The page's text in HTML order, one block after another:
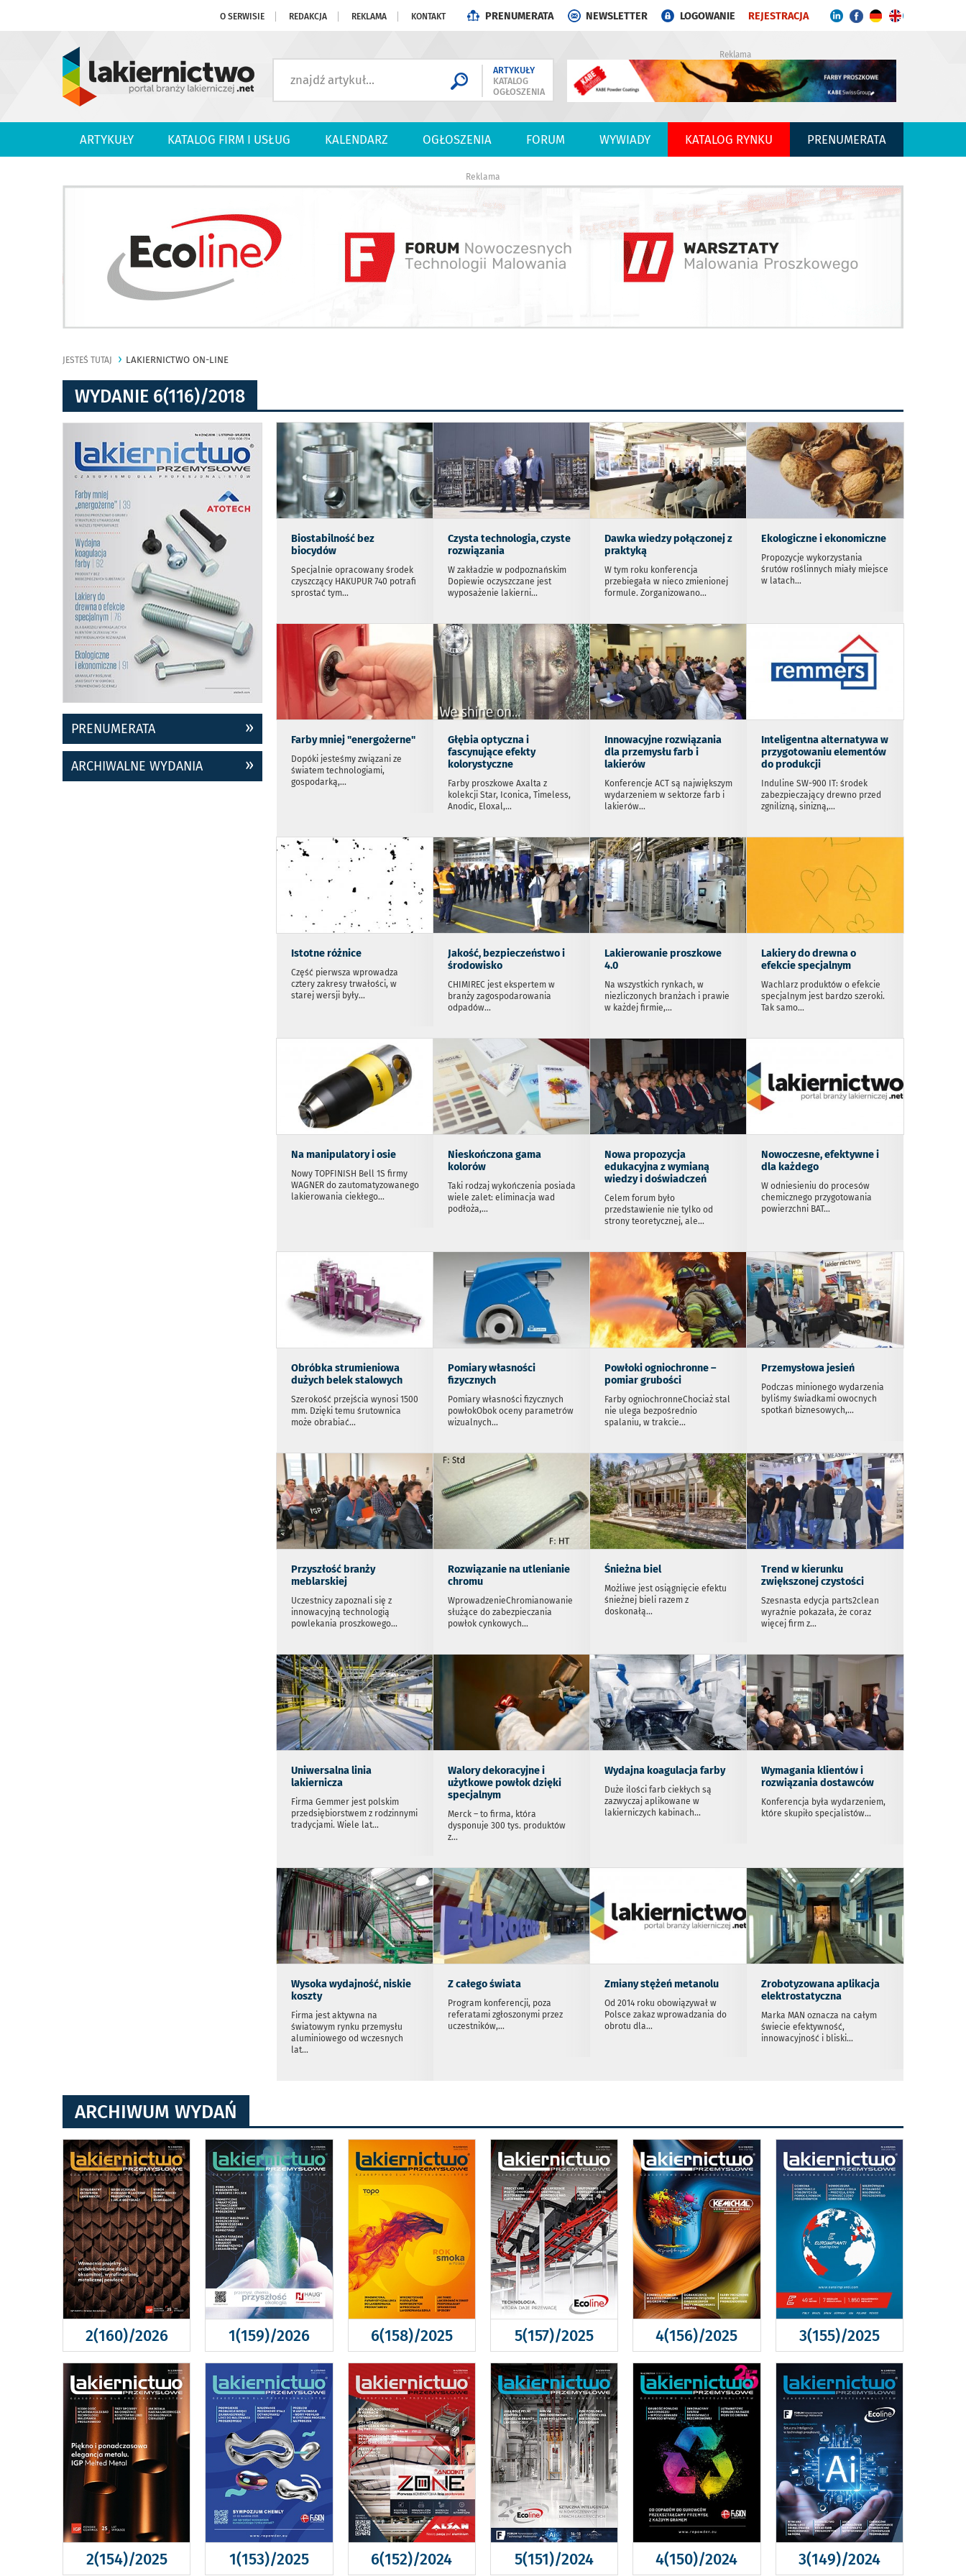
O SERWISIE REDAKCJA REKLAMA KONTAKT PRENUMERATA NEWSLETTER LOGOWANIE REJESTRACJA
ARTYKUŁY
KATALOG
OGŁOSZENIA
Reklama
ARTYKUŁY KATALOG FIRM I USŁUG KALENDARZ OGŁOSZENIA FORUM WYWIADY KATALOG RYNKU PRENUMERATA
Reklama
JESTEŚ TUTAJ LAKIERNICTWO ON-LINE
WYDANIE 6(116)/2018
PRENUMERATA
ARCHIWALNE WYDANIA
Biostabilność bez
biocydów
Specjalnie opracowany środek
czyszczący HAKUPUR 740 potrafi
sprostać tym...
Czysta technologia, czyste
rozwiązania
W zakładzie w podpoznańskim
Dopiewie oczyszczane jest
wyposażenie lakierni...
Dawka wiedzy połączonej z
praktyką
W tym roku konferencja
przebiegała w nieco zmienionej
formule. Zorganizowano...
Ekologiczne i ekonomiczne
Propozycje wykorzystania
śrutów roślinnych miały miejsce
w latach...
Farby mniej "energożerne"
Dopóki jesteśmy związani ze
światem technologiami,
gospodarką,...
Głębia optyczna i
fascynujące efekty
kolorystyczne
Farby proszkowe Axalta z
kolekcji Star, Iconica, Timeless,
Anodic, Eloxal,...
Innowacyjne rozwiązania
dla przemysłu farb i
lakierów
Konferencje ACT są największym
wydarzeniem w sektorze farb i
lakierów...
Inteligentna alternatywa w
przygotowaniu elementów
do produkcji
Induline SW-900 IT: środek
zabezpieczający drewno przed
zgnilizną, sinizną,...
Istotne różnice
Część pierwsza wprowadza
cztery zakresy trwałości, w
starej wersji były...
Jakość, bezpieczeństwo i
środowisko
CHIMIREC jest ekspertem w
branży zagospodarowania
odpadów...
Lakierowanie proszkowe
4.0
Na wszystkich rynkach, w
niezliczonych branżach i prawie
w każdej firmie,...
Lakiery do drewna o
efekcie specjalnym
Wachlarz produktów o efekcie
specjalnym jest bardzo szeroki.
Tak samo...
Na manipulatory i osie
Nowy TOPFINISH Bell 1S firmy
WAGNER do zautomatyzowanego
lakierowania ciekłego...
Nieskończona gama
kolorów
Taki rodzaj wykończenia posiada
wiele zalet: eliminacja wad
podłoża,...
Nowa propozycja
edukacyjna z wymianą
wiedzy i doświadczeń
Celem forum było
przedstawienie nie tylko od
strony teoretycznej, ale...
Nowoczesne, efektywne i
dla każdego
W odniesieniu do procesów
chemicznego przygotowania
powierzchni BAT...
Obróbka strumieniowa
dużych belek stalowych
Szerokość przejścia wynosi 1500
mm. Dzięki temu śrutownica
może obrabiać...
Pomiary własności
fizycznych
Pomiary własności fizycznych
powłokObok oceny parametrów
wizualnych...
Powłoki ogniochronne –
pomiar grubości
Farby ogniochronneChociaż stal
nie ulega bezpośrednio
spalaniu, w trakcie...
Przemysłowa jesień
Podczas minionego wydarzenia
byliśmy świadkami owocnych
spotkań biznesowych,...
Przyszłość branży
meblarskiej
Uczestnicy zapoznali się z
innowacyjną technologią
powlekania proszkowego...
Rozwiązanie na utlenianie
chromu
WprowadzenieChromianowanie
służące do zabezpieczania
powłok cynkowych...
Śnieżna biel
Możliwe jest osiągnięcie efektu
śnieżnej bieli razem z
doskonałą...
Trend w kierunku
zwiększonej czystości
Szesnasta edycja parts2clean
wyraźnie pokazała, że coraz
więcej firm z...
Uniwersalna linia
lakiernicza
Firma Gemmer jest polskim
przedsiębiorstwem z rodzinnymi
tradycjami. Wiele lat...
Walory dekoracyjne i
użytkowe powłok dzięki
specjalnym
Merck – to firma, która
dysponuje 300 tys. produktów
z...
Wydajna koagulacja farby
Duże ilości farb ciekłych są
zazwyczaj aplikowane w
lakierniczych kabinach...
Wymagania klientów i
rozwiązania dostawców
Konferencja była wydarzeniem,
które skupiło specjalistów...
Wysoka wydajność, niskie
koszty
Firma jest aktywna na
światowym rynku przemysłu
aluminiowego od wczesnych
lat...
Z całego świata
Program konferencji, poza
referatami zgłoszonymi przez
uczestników,...
Zmiany stężeń metanolu
Od 2014 roku obowiązywał w
Polsce zakaz wprowadzania do
obrotu dla...
Zrobotyzowana aplikacja
elektrostatyczna
Marka MAN oznacza na całym
świecie efektywność,
innowacyjność i bliski...
ARCHIWUM WYDAŃ
2(160)/2026 1(159)/2026 6(158)/2025 5(157)/2025 4(156)/2025 3(155)/2025
2(154)/2025 1(153)/2025 6(152)/2024 5(151)/2024 4(150)/2024 3(149)/2024